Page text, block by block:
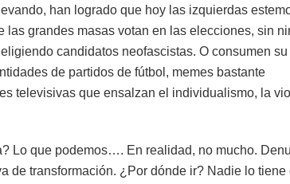
han logrado que hoy las izquierdas
las grandes masas votan en las elecciones, sin
candidatos neofascistas. O consumen
de partidos de fútbol, memes bastante
televisivas que ensalzan el individualismo, la
Lo que podemos…. En realidad, no mucho.
de transformación. ¿Por dónde ir? Nadie lo tiene